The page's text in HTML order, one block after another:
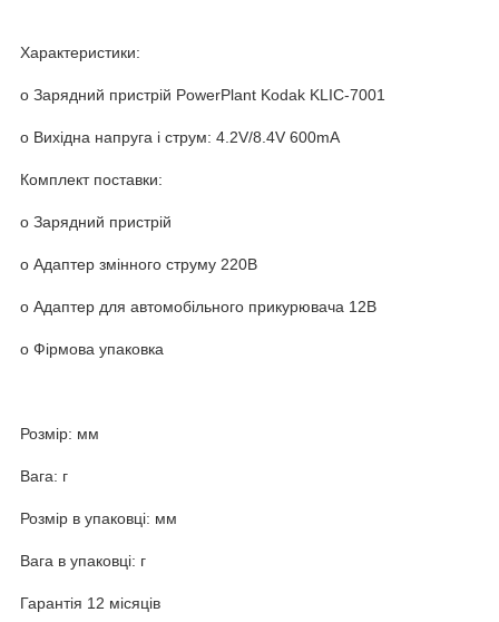
Характеристики:
o Зарядний пристрій PowerPlant Kodak KLIC-7001
o Вихідна напруга і струм: 4.2V/8.4V 600mA
Комплект поставки:
o Зарядний пристрій
o Адаптер змінного струму 220В
o Адаптер для автомобільного прикурювача 12В
o Фірмова упаковка
Розмір: мм
Вага: г
Розмір в упаковці: мм
Вага в упаковці: г
Гарантія 12 місяців